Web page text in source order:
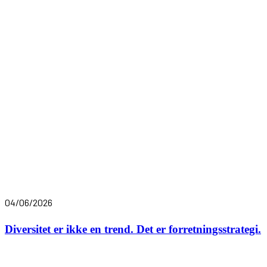
04/06/2026
Diversitet er ikke en trend. Det er forretningsstrategi.